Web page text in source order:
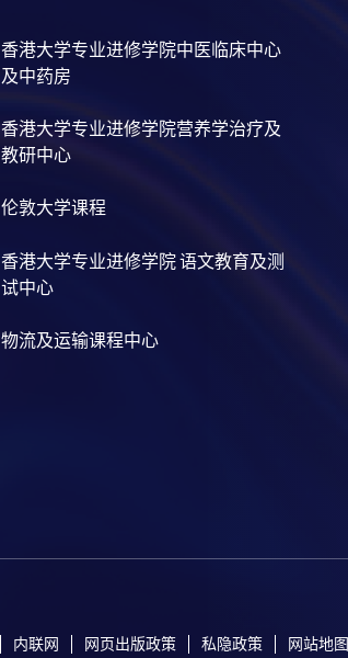
香港大学专业进修学院中医临床中心
及中药房
香港大学专业进修学院营养学治疗及
教研中心
伦敦大学课程
香港大学专业进修学院 语文教育及测
试中心
物流及运输课程中心
内联网 网页出版政策 私隐政策 网站地图